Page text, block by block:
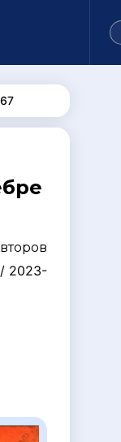
2023-